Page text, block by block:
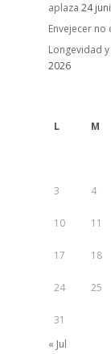
aplaza 24
Envejecer
Longevidad
2026
L M
3 4
10 11
17 18
24 25
31
« Jul